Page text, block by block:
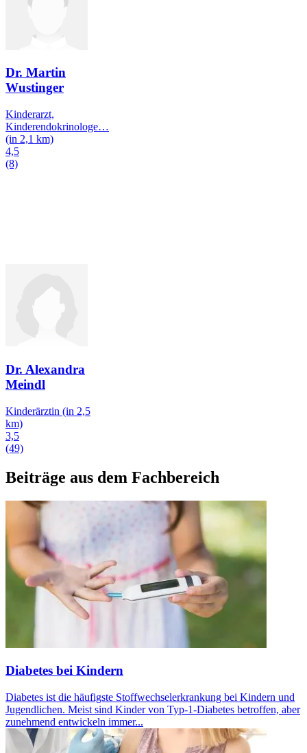
Dr. Martin
Wustinger
Kinderarzt,
Kinderendokrinologe…
(in 2,1 km)
4,5
(8)
Dr. Alexandra
Meindl
Kinderärztin (in 2,5
km)
3,5
(49)
Beiträge aus dem Fachbereich
Diabetes bei Kindern
Diabetes ist die häufigste Stoffwechselerkrankung bei Kindern und
Jugendlichen. Meist sind Kinder von Typ-1-Diabetes betroffen, aber
zunehmend entwickeln immer...